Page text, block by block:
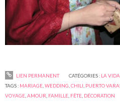
LIEN PERMANENT CATÉGORIES : LA
TAGS : MARIAGE ,WEDDING ,CHILI PUERTO
VOYAGE ,AMOUR FAMILLE FÊTE DÉCORATION